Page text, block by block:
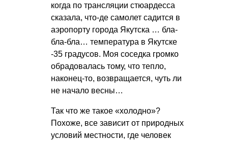
когда по трансляции стюардесса
сказала, что-де самолет садится в
аэропорту города Якутска … бла-
бла-бла… температура в Якутске
-35 градусов. Моя соседка громко
обрадовалась тому, что тепло,
наконец-то, возвращается, чуть ли
не начало весны…
Так что же такое «холодно»?
Похоже, все зависит от природных
условий местности, где человек